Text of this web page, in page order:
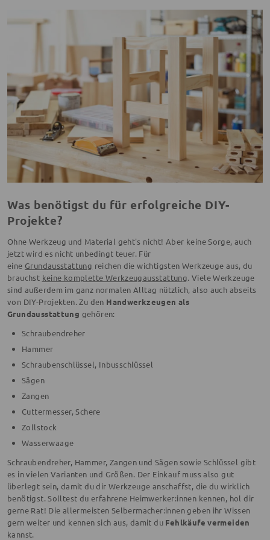
Was benötigst du für erfolgreiche DIY-
Projekte?
Ohne Werkzeug und Material geht's nicht! Aber keine Sorge, auch
jetzt wird es nicht unbedingt teuer. Für
eine Grundausstattung reichen die wichtigsten Werkzeuge aus, du
brauchst keine komplette Werkzeugausstattung. Viele Werkzeuge
sind außerdem im ganz normalen Alltag nützlich, also auch abseits
von DIY-Projekten. Zu den Handwerkzeugen als
Grundausstattung gehören:
Schraubendreher
Hammer
Schraubenschlüssel, Inbusschlüssel
Sägen
Zangen
Cuttermesser, Schere
Zollstock
Wasserwaage
Schraubendreher, Hammer, Zangen und Sägen sowie Schlüssel gibt
es in vielen Varianten und Größen. Der Einkauf muss also gut
überlegt sein, damit du dir Werkzeuge anschaffst, die du wirklich
benötigst. Solltest du erfahrene Heimwerker:innen kennen, hol dir
gerne Rat! Die allermeisten Selbermacher:innen geben ihr Wissen
gern weiter und kennen sich aus, damit du Fehlkäufe vermeiden
kannst.